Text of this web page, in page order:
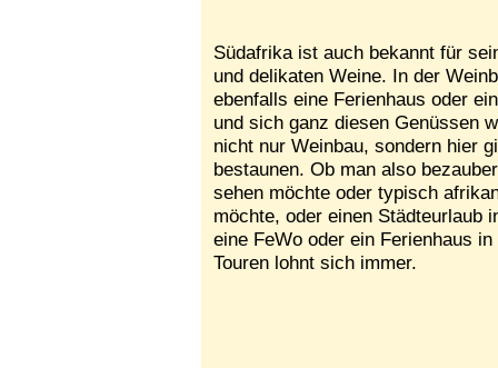
Südafrika ist auch bekannt für
und delikaten Weine. In der
ebenfalls eine Ferienhaus oder
und sich ganz diesen Genüssen
nicht nur Weinbau, sondern hier
bestaunen. Ob man also
sehen möchte oder typisch
möchte, oder einen Städteurlaub
eine FeWo oder ein Ferienhaus
Touren lohnt sich immer.